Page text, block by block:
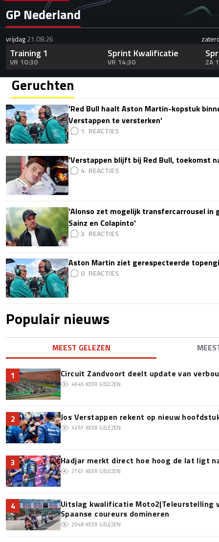
GP Nederland
vrijdag21.08.26
Training 1
VR 10:30
Sprint Kwalificatie
VR 14:30 ZA
Geruchten
'Red Bull haalt Aston Martin-kopstuk
Verstappen te versterken'
1
'Verstappen blijft bij Red Bull, toekomst
4
'Alonso zet mogelijk transfercarrousel in
Sainz en Colapinto'
3
Aston Martin ziet gerespecteerde
0
Populair nieuws
MEEST GELEZEN
1 Circuit Zandvoort deelt update van
4645 KEER GELEZEN
2 Jos Verstappen rekent op nieuw
4251 KEER GELEZEN
3 Hadjar merkt direct hoe hoog de lat ligt
2167 KEER GELEZEN
4
Uitslag kwalificatie Moto2|Teleurstelling
Spaanse coureurs domineren
2048 KEER GELEZEN